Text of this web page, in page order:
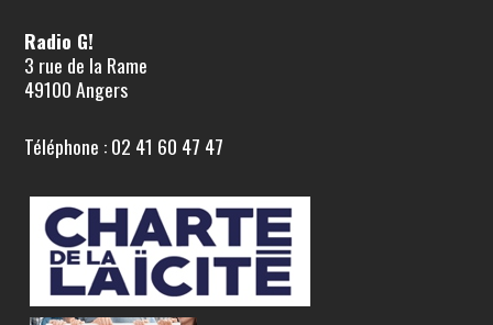
Radio G!
3 rue de la Rame
49100 Angers
Téléphone : 02 41 60 47 47